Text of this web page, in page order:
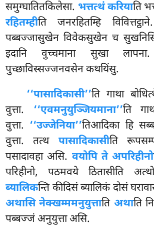
समुग्घातितकिलेसा. भत्तत्थं करियाति
रहितम्हीति जनरहितम्हि
पब्बज्जासुखेन विवेकसुखेन च
इदानि वुच्चमाना सुखा
पुच्छाविस्सज्जनवसेन कथयिंसु.
‘‘पासादिकासी’’ति गाथा
वुत्ता. ‘‘एवमनुयुञ्जियमाना’’ति
वुत्ता. ‘‘उज्जेनिया’’तिआदिका हि
वुत्ता. तत्थ पासादिकासीति
पसादावहा असि. वयोपि ते अपरिहीनो
परिहीनो, पठमवये ठितासीति
ब्यालिकन्ति कीदिसं ब्यालिकं दोसं
अथासि नेक्खम्ममनुयुत्ताति अथाति
पब्बज्जं अनुयुत्ता असि.